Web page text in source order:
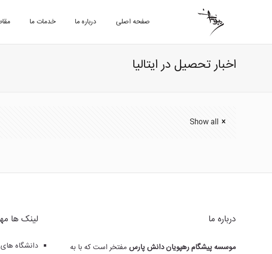
صفحه اصلی درباره ما خدمات ما
اخبار تحصیل در ایتالیا
Show all
درباره ما
موسسه پیشگام رهپویان دانش پارس مفتخر است که با به
لینک ها
دانشگاه های